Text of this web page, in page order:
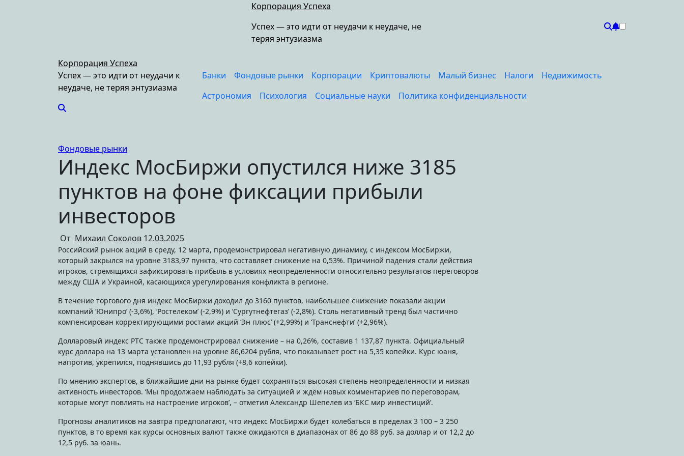
Корпорация Успеха
Успех — это идти от неудачи к неудаче, не
теряя энтузиазма
Корпорация Успеха
Успех — это идти от неудачи к
неудаче, не теряя энтузиазма
Банки Фондовые рынки Корпорации Криптовалюты Малый бизнес Налоги
Недвижимость
Астрономия
Психология Социальные науки Политика конфиденциальности
Фондовые рынки
Индекс МосБиржи опустился ниже 3185
пунктов на фоне фиксации прибыли
инвесторов
От Михаил Соколов 12.03.2025
Российский рынок акций в среду, 12 марта, продемонстрировал негативную динамику, с индексом МосБиржи,
который закрылся на уровне 3183,97 пункта, что составляет снижение на 0,53%. Причиной падения стали действия
игроков, стремящихся зафиксировать прибыль в условиях неопределенности относительно результатов переговоров
между США и Украиной, касающихся урегулирования конфликта в регионе.
В течение торгового дня индекс МосБиржи доходил до 3160 пунктов, наибольшее снижение показали акции
компаний ‘Юнипро’ (-3,6%), ‘Ростелеком’ (-2,9%) и ‘Сургутнефтегаз’ (-2,8%). Столь негативный тренд был частично
компенсирован корректирующими ростами акций ‘Эн плюс’ (+2,99%) и ‘Транснефти’ (+2,96%).
Долларовый индекс РТС также продемонстрировал снижение – на 0,26%, составив 1 137,87 пункта. Официальный
курс доллара на 13 марта установлен на уровне 86,6204 рубля, что показывает рост на 5,35 копейки. Курс юаня,
напротив, укрепился, поднявшись до 11,93 рубля (+8,6 копейки).
По мнению экспертов, в ближайшие дни на рынке будет сохраняться высокая степень неопределенности и низкая
активность инвесторов. ‘Мы продолжаем наблюдать за ситуацией и ждём новых комментариев по переговорам,
которые могут повлиять на настроение игроков’, – отметил Александр Шепелев из ‘БКС мир инвестиций’.
Прогнозы аналитиков на завтра предполагают, что индекс МосБиржи будет колебаться в пределах 3 100 – 3 250
пунктов, в то время как курсы основных валют также ожидаются в диапазонах от 86 до 88 руб. за доллар и от 12,2 до
12,5 руб. за юань.